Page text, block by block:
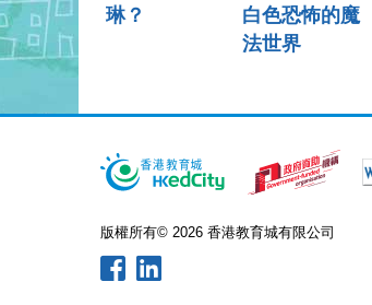
琳？
白色恐怖的魔
法世界
版權所有© 2026 香港教育城有限公司